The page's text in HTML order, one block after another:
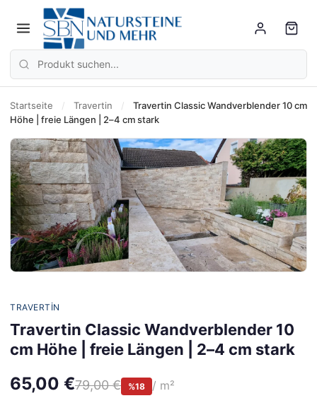
Startseite / Travertin /
Travertin Classic Wandverblender 10 cm
Höhe | freie Längen | 2–4 cm stark
TRAVERTIN
Travertin Classic Wandverblender 10
cm Höhe | freie Längen | 2–4 cm stark
65,00 €79,00 € %18 / m²